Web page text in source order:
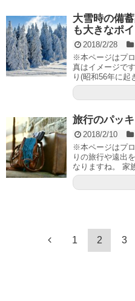
大雪時の備
も大きなポ
2018/2/28
※本ページはプ
真はイメージで
り(昭和56年に起
旅行のパッ
2018/2/10
※本ページはプ
りの旅行や遠出
なりますね。 家
1 2 3